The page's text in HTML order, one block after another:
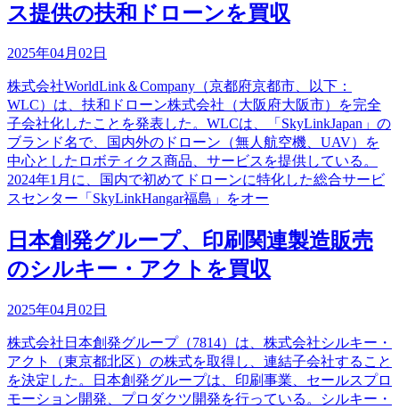
ス提供の扶和ドローンを買収
2025年04月02日
株式会社WorldLink＆Company（京都府京都市、以下：
WLC）は、扶和ドローン株式会社（大阪府大阪市）を完全
子会社化したことを発表した。WLCは、「SkyLinkJapan」の
ブランド名で、国内外のドローン（無人航空機、UAV）を
中心としたロボティクス商品、サービスを提供している。
2024年1月に、国内で初めてドローンに特化した総合サービ
スセンター「SkyLinkHangar福島」をオー
日本創発グループ、印刷関連製造販売
のシルキー・アクトを買収
2025年04月02日
株式会社日本創発グループ（7814）は、株式会社シルキー・
アクト（東京都北区）の株式を取得し、連結子会社すること
を決定した。日本創発グループは、印刷事業、セールスプロ
モーション開発、プロダクツ開発を行っている。シルキー・